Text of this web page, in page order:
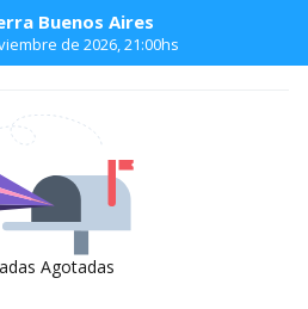
Buenos Aires
de 2026, 21:00hs
Agotadas